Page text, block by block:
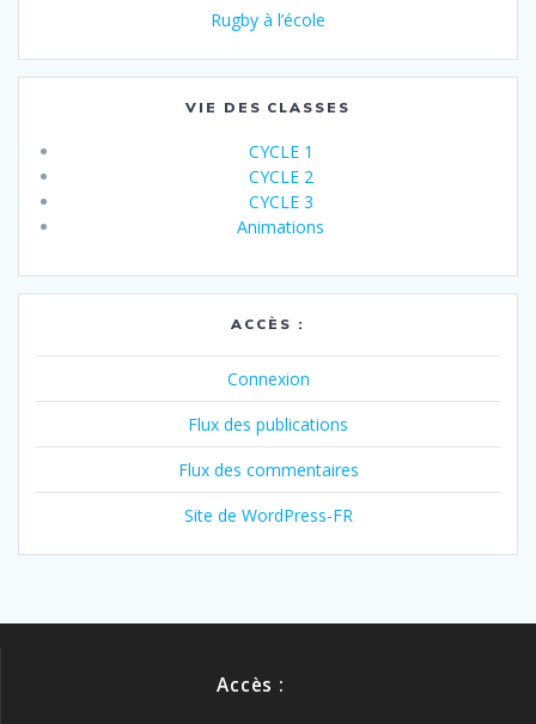
Rugby à l’école
VIE DES CLASSES
CYCLE 1
CYCLE 2
CYCLE 3
Animations
ACCÈS :
Connexion
Flux des publications
Flux des commentaires
Site de WordPress-FR
Accès :